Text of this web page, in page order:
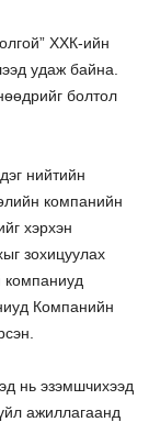
ХХК-ийн
удаж байна.
болтол
нийтийн
компанийн
хэрхэн
зохицуулах
компаниуд
Компанийн
нь эзэмшчихээд
ажиллагаанд